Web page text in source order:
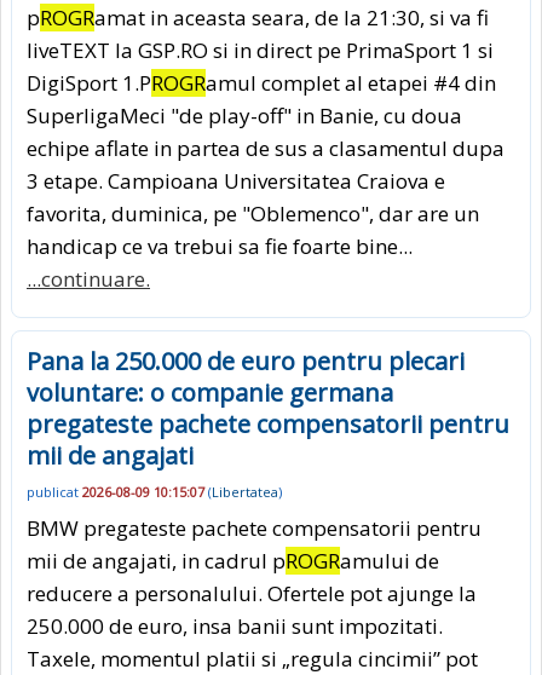
pROGRamat in aceasta seara, de la 21:30, si va fi
liveTEXT la GSP.RO si in direct pe PrimaSport 1 si
DigiSport 1.PROGRamul complet al etapei #4 din
SuperligaMeci "de play-off" in Banie, cu doua
echipe aflate in partea de sus a clasamentul dupa
3 etape. Campioana Universitatea Craiova e
favorita, duminica, pe "Oblemenco", dar are un
handicap ce va trebui sa fie foarte bine...
...continuare.
Pana la 250.000 de euro pentru plecari
voluntare: o companie germana
pregateste pachete compensatorii pentru
mii de angajati
publicat 2026-08-09 10:15:07(Libertatea)
BMW pregateste pachete compensatorii pentru
mii de angajati, in cadrul pROGRamului de
reducere a personalului. Ofertele pot ajunge la
250.000 de euro, insa banii sunt impozitati.
Taxele, momentul platii si „regula cincimii” pot